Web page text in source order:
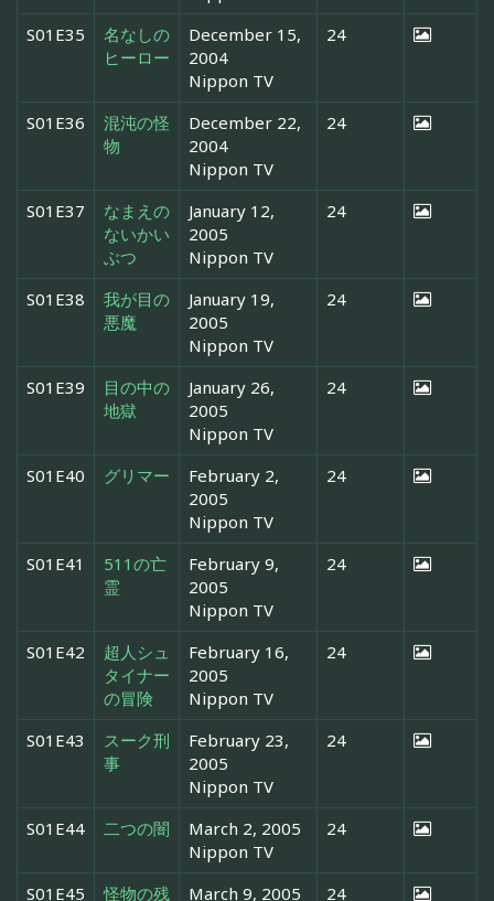
S01E35
名なしの
ヒーロー
December 15,
2004
Nippon TV
24
S01E36
混沌の怪
物
December 22,
2004
Nippon TV
24
S01E37
なまえの
ないかい
ぶつ
January 12,
2005
Nippon TV
24
S01E38
我が目の
悪魔
January 19,
2005
Nippon TV
24
S01E39
目の中の
地獄
January 26,
2005
Nippon TV
24
S01E40 グリマー
February 2,
2005
Nippon TV
24
S01E41
511の亡
霊
February 9,
2005
Nippon TV
24
S01E42
超人シュ
タイナー
の冒険
February 16,
2005
Nippon TV
24
S01E43
スーク刑
事
February 23,
2005
Nippon TV
24
S01E44 二つの闇
March 2, 2005
Nippon TV
24
S01E45
怪物の残
March 9, 2005
24